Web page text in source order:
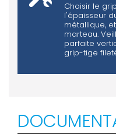
Choisir le
l'épaisseur
métallique,
marteau.
parfaite
grip-tige